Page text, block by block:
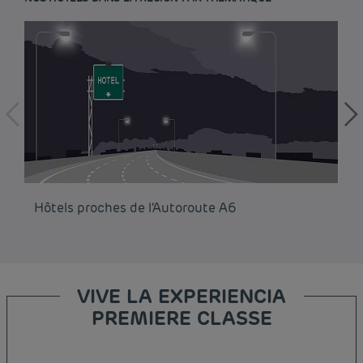
Hôtels proches de l'Autoroute A6
VIVE LA EXPERIENCIA
PREMIERE CLASSE